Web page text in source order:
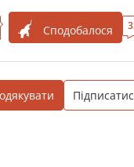
Сподобалося